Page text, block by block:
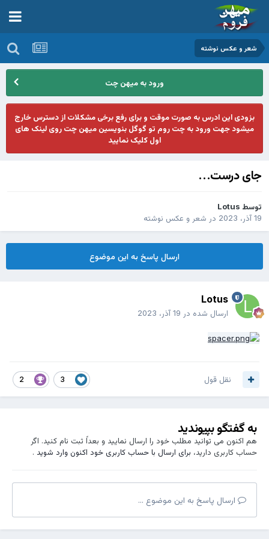
شعر و عکس نوشته
ورود به میهن چت
بزودی این ادرس به صورت موقت و برای رفع برخی مشکلات از دسترس خارج
میشود جهت ورود به چت روم تو گوگل بنویسین میهن چت روی لینک های
اول کلیک نمایید
جای درست...
توسط Lotus
19 آذر، 2023
در شعر و عکس نوشته
ارسال پاسخ به این موضوع
Lotus
ارسال شده در 19 آذر، 2023
3
2 نقل قول
به گفتگو بپیوندید
هم اکنون می توانید مطلب خود را ارسال نمایید و بعداً ثبت نام کنید. اگر
حساب کاربری دارید، برای ارسال با حساب کاربری خود اکنون وارد شوید.
ارسال پاسخ به این موضوع ...